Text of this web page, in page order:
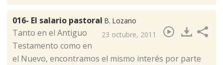
016- El salario pastoral B. Lozano
23 octubre, 2011
​Tanto en el Antiguo
Testamento como en
el Nuevo, encontramos el mismo interés por parte